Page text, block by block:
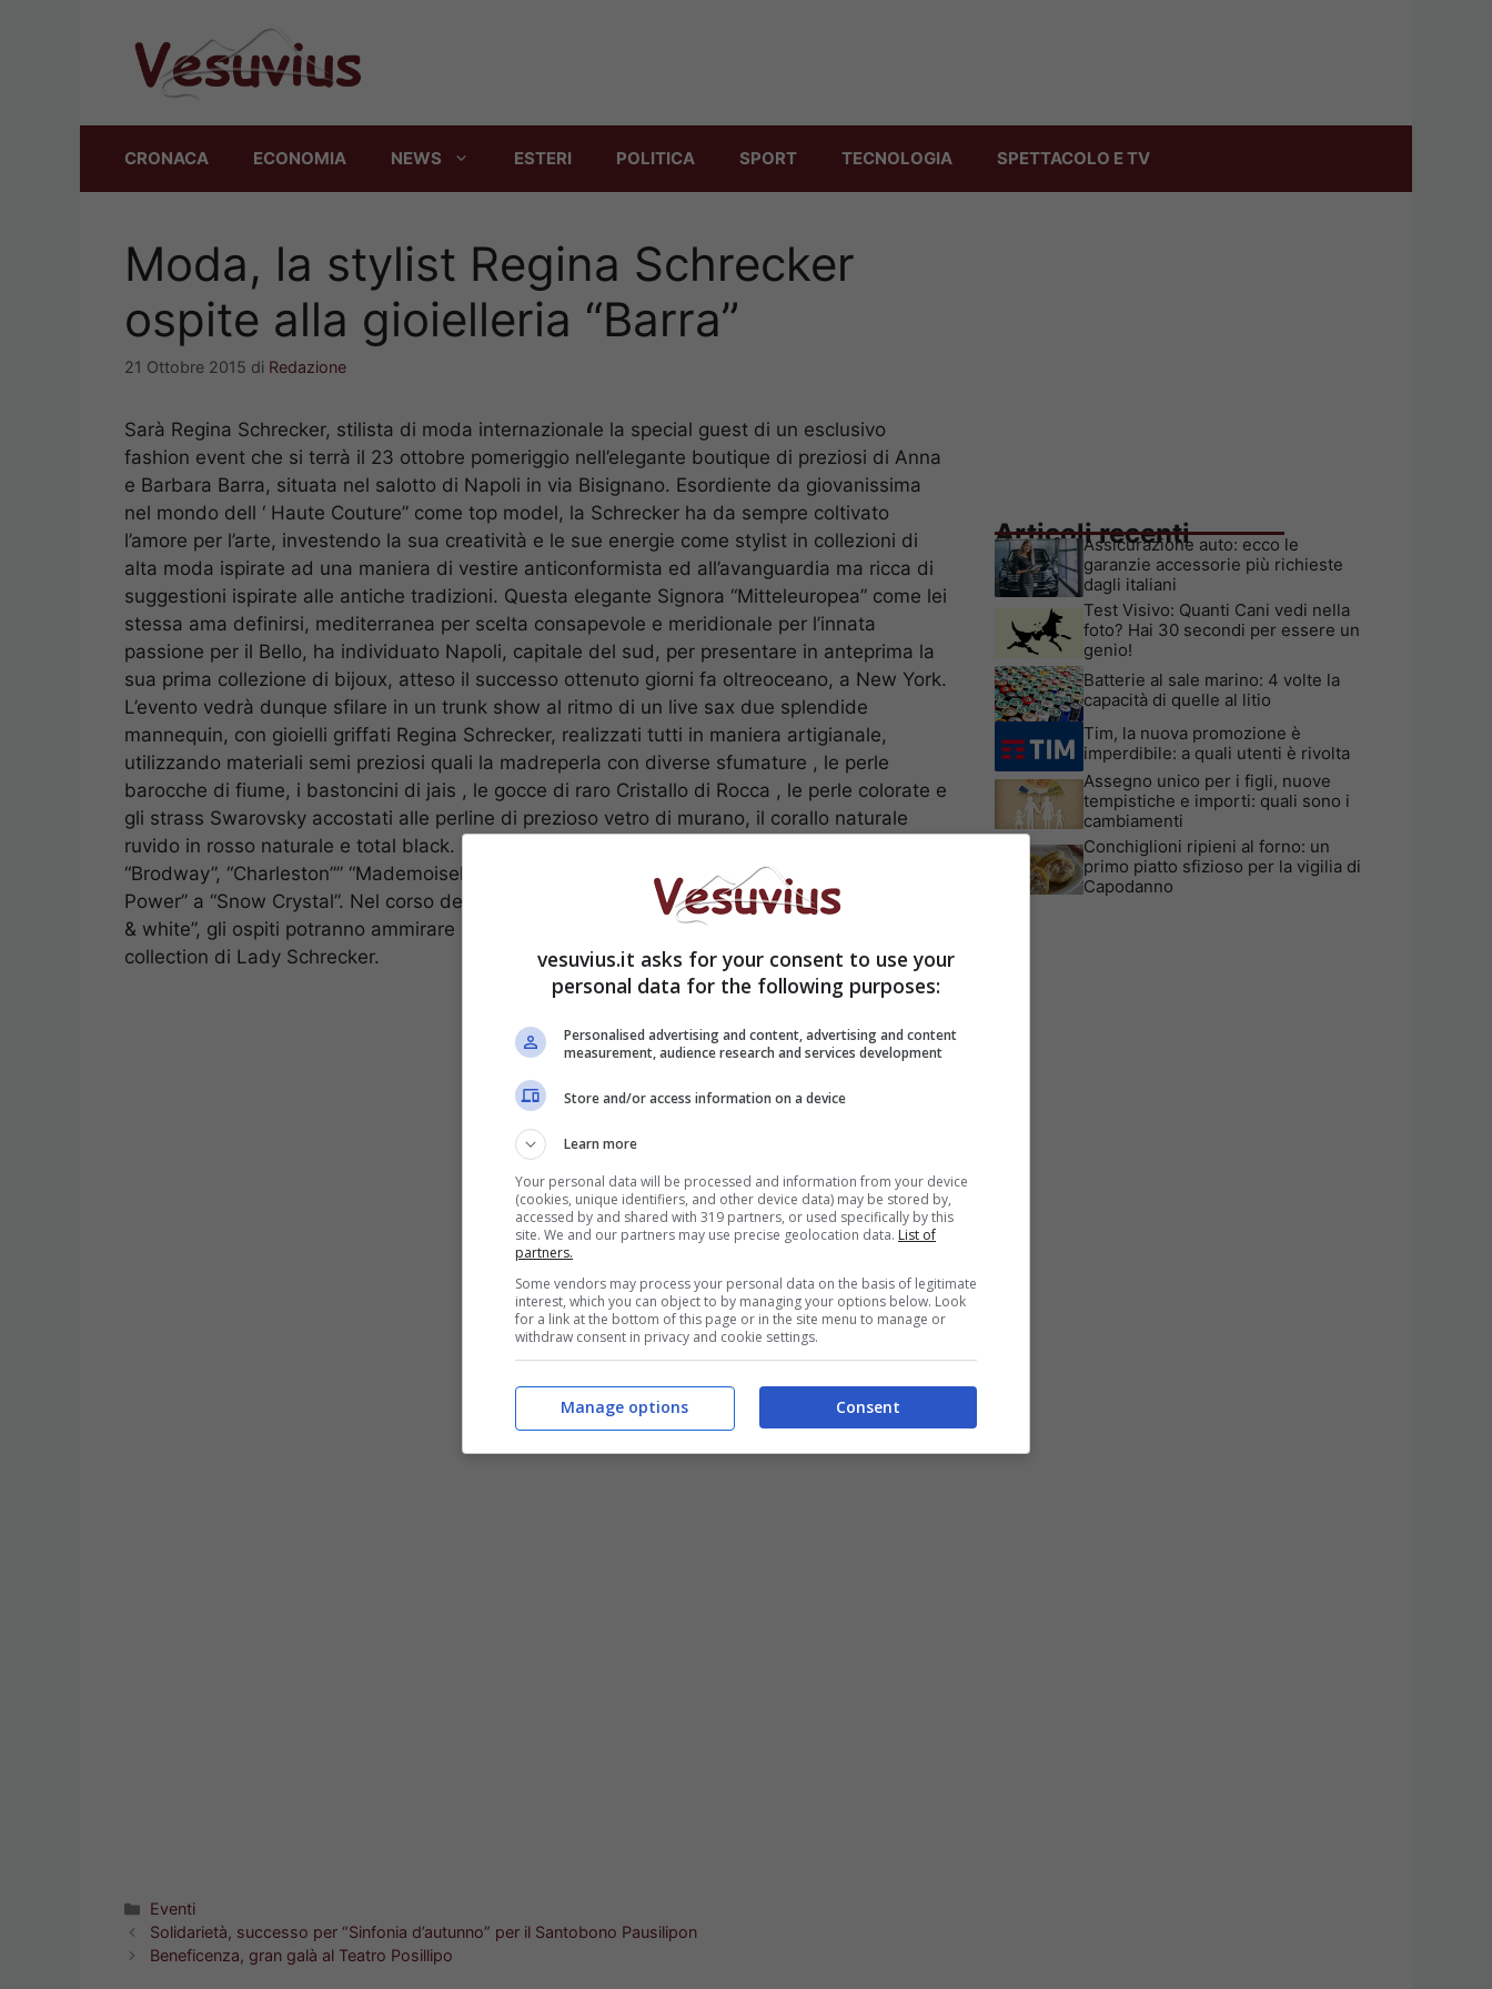
CRONACA ECONOMIA NEWS ESTERI POLITICA SPORT TECNOLOGIA SPETTACOLO E TV
Moda, la stylist Regina Schrecker
ospite alla gioielleria “Barra”
21 Ottobre 2015 di Redazione
Sarà Regina Schrecker, stilista di moda internazionale la special guest di un esclusivo
fashion event che si terrà il 23 ottobre pomeriggio nell’elegante boutique di preziosi di Anna
e Barbara Barra, situata nel salotto di Napoli in via Bisignano. Esordiente da giovanissima
nel mondo dell ‘ Haute Couture” come top model, la Schrecker ha da sempre coltivato
l’amore per l’arte, investendo la sua creatività e le sue energie come stylist in collezioni di
alta moda ispirate ad una maniera di vestire anticonformista ed all’avanguardia ma ricca di
suggestioni ispirate alle antiche tradizioni. Questa elegante Signora “Mitteleuropea” come lei
stessa ama definirsi, mediterranea per scelta consapevole e meridionale per l’innata
passione per il Bello, ha individuato Napoli, capitale del sud, per presentare in anteprima la
sua prima collezione di bijoux, atteso il successo ottenuto giorni fa oltreoceano, a New York.
L’evento vedrà dunque sfilare in un trunk show al ritmo di un live sax due splendide
mannequin, con gioielli griffati Regina Schrecker, realizzati tutti in maniera artigianale,
utilizzando materiali semi preziosi quali la madreperla con diverse sfumature , le perle
barocche di fiume, i bastoncini di jais , le gocce di raro Cristallo di Rocca , le perle colorate e
gli strass Swarovsky accostati alle perline di prezioso vetro di murano, il corallo naturale
ruvido in rosso naturale e total black. Tanti ed originali i modelli, quali le parure “Novecento”,
“Brodway”, “Charleston”” “Mademoiselle” (Cocò) a gli estrosi completi “Capri Dream”, “Black
Power” a “Snow Crystal”. Nel corso della kermesse in un ‘atmosfera radical chic total “black
& white”, gli ospiti potranno ammirare anche alcuni pezzi di Bijoux d’Epoca della privat
collection di Lady Schrecker.
Categorie
Eventi
Solidarietà, successo per “Sinfonia d’autunno” per il Santobono Pausilipon
Beneficenza, gran galà al Teatro Posillipo
Articoli recenti
Assicurazione auto: ecco le
garanzie accessorie più richieste
dagli italiani
Test Visivo: Quanti Cani vedi nella
foto? Hai 30 secondi per essere un
genio!
Batterie al sale marino: 4 volte la
capacità di quelle al litio
Tim, la nuova promozione è
imperdibile: a quali utenti è rivolta
Assegno unico per i figli, nuove
tempistiche e importi: quali sono i
cambiamenti
Conchiglioni ripieni al forno: un
primo piatto sfizioso per la vigilia di
Capodanno
vesuvius.it asks for your consent to use your
personal data for the following purposes:
Personalised advertising and content, advertising and content
measurement, audience research and services development
Store and/or access information on a device
Learn more
Your personal data will be processed and information from your device
(cookies, unique identifiers, and other device data) may be stored by,
accessed by and shared with 319 partners, or used specifically by this
site. We and our partners may use precise geolocation data. List of
partners.
Some vendors may process your personal data on the basis of legitimate
interest, which you can object to by managing your options below. Look
for a link at the bottom of this page or in the site menu to manage or
withdraw consent in privacy and cookie settings.
Consent
Manage options